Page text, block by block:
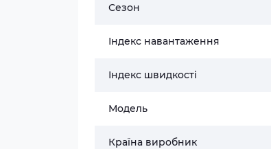
Сезон
Індекс навантаження
Індекс швидкості
Модель
Країна виробник